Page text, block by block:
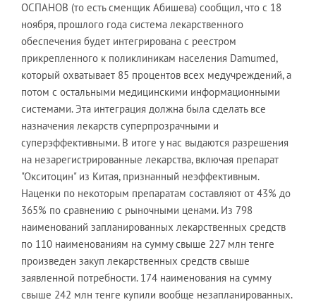
ОСПАНОВ (то есть сменщик Абишева) сообщил, что с 18
ноября, прошлого года система лекарственного
обеспечения будет интегрирована с реестром
прикрепленного к поликлиникам населения Damumed,
который охватывает 85 процентов всех медучреждений, а
потом с остальными медицинскими информационными
системами. Эта интеграция должна была сделать все
назначения лекарств суперпрозрачными и
суперэффективными. В итоге у нас выдаются разрешения
на незарегистрированные лекарства, включая препарат
"Окситоцин" из Китая, признанный неэффективным.
Наценки по некоторым препаратам составляют от 43% до
365% по сравнению с рыночными ценами. Из 798
наименований запланированных лекарственных средств
по 110 наименованиям на сумму свыше 227 млн тенге
произведен закуп лекарственных средств свыше
заявленной потребности. 174 наименования на сумму
свыше 242 млн тенге купили вообще незапланированных.